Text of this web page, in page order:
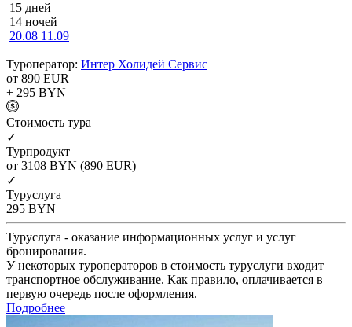
15 дней
14 ночей
20.08 11.09
Туроператор: Интер Холидей Сервис
от 890 EUR
+ 295 BYN
Cтоимость тура
✓
Турпродукт
от 3108 BYN (890 EUR)
✓
Туруслуга
295 BYN
Туруслуга - оказание информационных услуг и услуг
бронирования.
У некоторых туроператоров в стоимость туруслуги входит
транспортное обслуживание. Как правило, оплачивается в
первую очередь после оформления.
Подробнее